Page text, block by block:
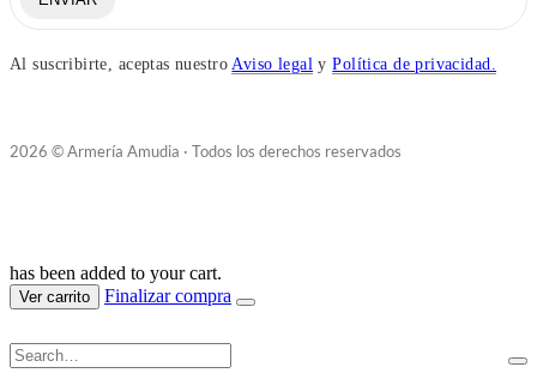
Al suscribirte, aceptas nuestro Aviso legal yPolítica de privacidad.
2026 © Armería Amudia · Todos los derechos reservados
has been added to your cart.
Ver carrito Finalizar compra